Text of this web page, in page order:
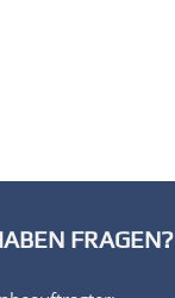
FRAGEN?